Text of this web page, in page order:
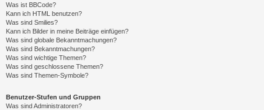
Was ist BBCode?
Kann ich HTML benutzen?
Was sind Smilies?
Kann ich Bilder in meine Beiträge einfügen?
Was sind globale Bekanntmachungen?
Was sind Bekanntmachungen?
Was sind wichtige Themen?
Was sind geschlossene Themen?
Was sind Themen-Symbole?
Benutzer-Stufen und Gruppen
Was sind Administratoren?